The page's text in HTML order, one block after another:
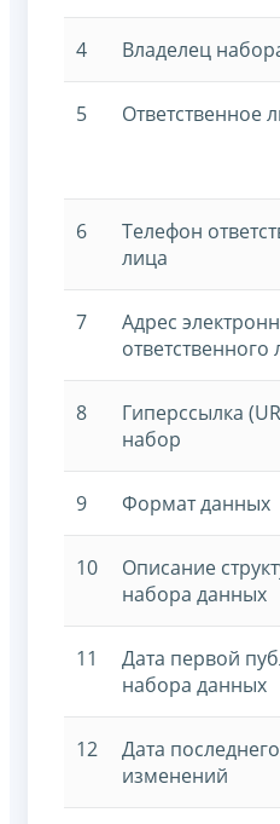
4 Владелец
5 Ответственное
6
Телефон
лица
7
Адрес
ответственного
8
Гиперссылка
набор
9 Формат данных
10
Описание
набора данных
11
Дата первой
набора данных
12
Дата
изменений